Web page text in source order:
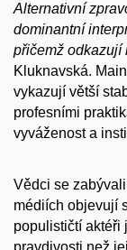
Alternativní
dominantní
přičemž odkazují
Kluknavská.
vykazují větší
profesními
vyváženost a
Vědci se
médiích objevují
populističtí aktéři
pravdivosti než